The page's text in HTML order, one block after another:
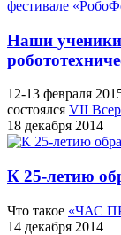
Наши
12-13 февраля
состоялся VII
18 декабря 2014
К 25-летию
Что такое «ЧАС
14 декабря 2014